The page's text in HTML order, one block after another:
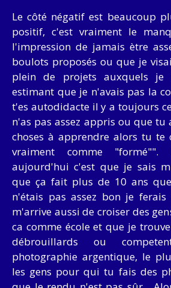
Le côté négatif est beaucoup
positif, c'est vraiment le
l'impression de jamais ètre
boulots proposés ou que je
plein de projets auxquels je
estimant que je n'avais pas la
t'es autodidacte il y a toujours
n'as pas assez appris ou que tu
choses à apprendre alors tu te
vraiment comme
aujourd'hui c'est que je sais
que ça fait plus de 10 ans
n'étais pas assez bon je
m'arrive aussi de croiser des
ca comme école et que je
débrouillards ou
photographie argentique, le
les gens pour qui tu fais des